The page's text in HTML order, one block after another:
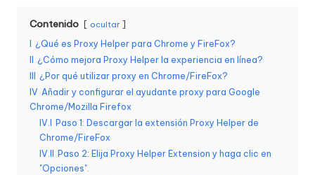
o
d
a
Contenido ocultar
¿Qué es Proxy Helper para Chrome y FireFox?
¿Cómo mejora Proxy Helper la experiencia en línea?
¿Por qué utilizar proxy en Chrome/FireFox?
IV Añadir y configurar el ayudante proxy para Google
Chrome/Mozilla Firefox
IV.I
Paso 1: Descargar la extensión Proxy Helper de
Chrome/FireFox
IV.II
Paso 2: Elija Proxy Helper Extension y haga clic en
"Opciones".